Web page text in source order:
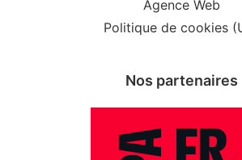
Agence Web
Politique de cookies
Nos partenaires